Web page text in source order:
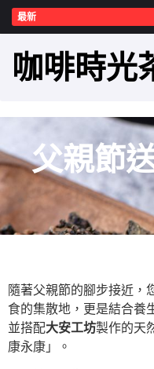
最新
咖啡時光
父親節
隨著父親節的腳步接近，
食的集散地，更是結合養
並搭配大安工坊製作的天
康永康」。